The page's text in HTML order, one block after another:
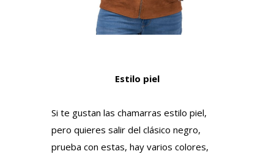
Estilo piel
Si te gustan las chamarras estilo piel,
pero quieres salir del clásico negro,
prueba con estas, hay varios colores,